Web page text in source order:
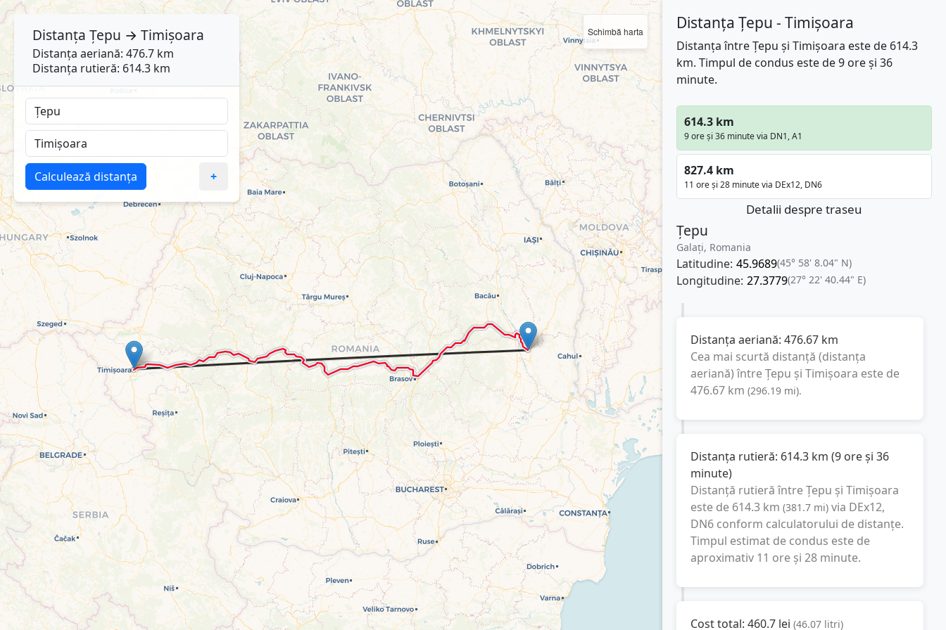
Schimbă harta Distanța Țepu - Timișoara
Distanța între Țepu și Timișoara este de 614.3
km. Timpul de condus este de 9 ore și 36
minute.
614.3 km
9 ore și 36 minute via DN1, A1
827.4 km
11 ore și 28 minute via DEx12, DN6
Detalii despre traseu
Țepu
Galați, Romania
Latitudine: 45.9689(45° 58' 8.04" N)
Longitudine: 27.3779(27° 22' 40.44" E)
Distanța aeriană: 476.67 km
Cea mai scurtă distanță (distanța
aeriană) întreȚepu și Timișoara este de
476.67 km (296.19 mi).
Distanța rutieră: 614.3 km (9 ore și 36
minute)
Distanță rutieră întreȚepu și Timișoara
este de 614.3 km (381.7 mi) via DEx12,
DN6conform calculatorului de distanțe.
Timpul estimat de condus este de
aproximativ 11 ore și 28 minute.
Cost total: 460.7 lei (46.07 litri)
Distanța Țepu → Timișoara
Distanța aeriană: 476.7 km
Distanța rutieră: 614.3 km
Calculează distanța +